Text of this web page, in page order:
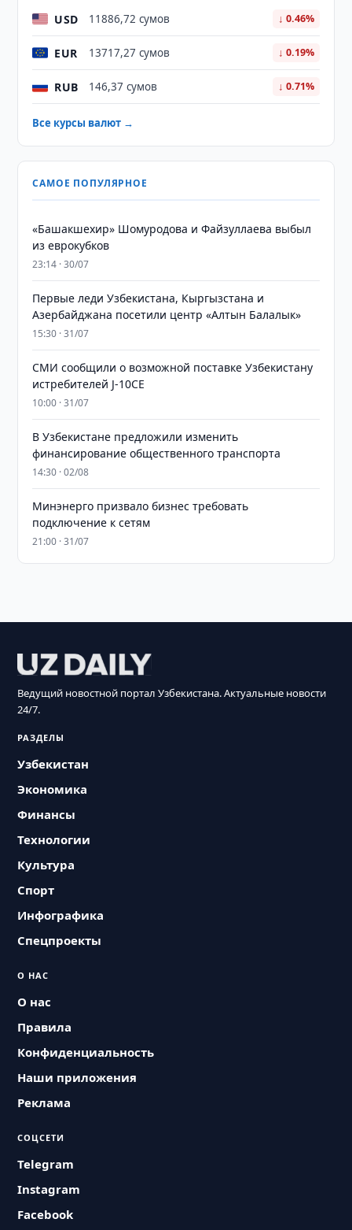
USD 11886,72 сумов ↓ 0.46%
EUR 13717,27 сумов ↓ 0.19%
RUB 146,37 сумов ↓ 0.71%
Все курсы валют →
САМОЕ ПОПУЛЯРНОЕ
«Башакшехир» Шомуродова и Файзуллаева выбыл
из еврокубков
23:14 · 30/07
Первые леди Узбекистана, Кыргызстана и
Азербайджана посетили центр «Алтын Балалык»
15:30 · 31/07
СМИ сообщили о возможной поставке Узбекистану
истребителей J-10CE
10:00 · 31/07
В Узбекистане предложили изменить
финансирование общественного транспорта
14:30 · 02/08
Минэнерго призвало бизнес требовать
подключение к сетям
21:00 · 31/07
Ведущий новостной портал Узбекистана. Актуальные новости
24/7.
РАЗДЕЛЫ
Узбекистан
Экономика
Финансы
Технологии
Культура
Спорт
Инфографика
Спецпроекты
О НАС
О нас
Правила
Конфиденциальность
Наши приложения
Реклама
СОЦСЕТИ
Telegram
Instagram
Facebook